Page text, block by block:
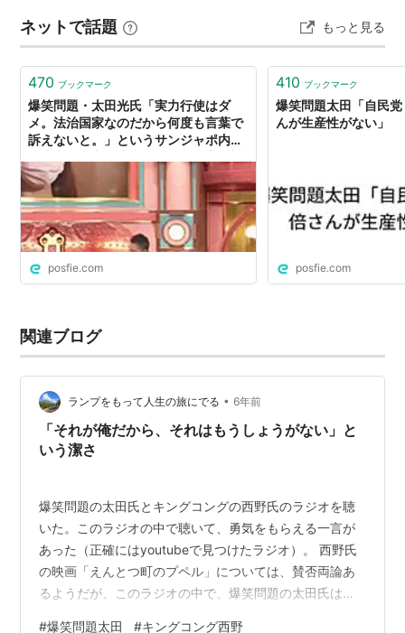
ルデンタイムがそれに近く、民放，…
ネットで話題 もっと見る
470 ブックマーク
爆笑問題・太田光氏「実力行使はダ
メ。法治国家なのだから何度も言葉で
訴えないと。」というサンジャポ内で
しての反論意見と擁護意見。
posfie.com
410 ブックマーク
爆笑問題太田「自民
んが生産性がない」
posfie.com
関連ブログ
ランプをもって人生の旅にでる • 6年前
「それが俺だから、それはもうしょうがない」と
いう潔さ
爆笑問題の太田氏とキングコングの西野氏のラジオを聴
いた。このラジオの中で聴いて、勇気をもらえる一言が
あった（正確にはyoutubeで見つけたラジオ）。 西野氏
の映画「えんとつ町のプペル」については、賛否両論あ
るようだが、このラジオの中で、爆笑問題の太田氏は大
#爆笑問題太田 #キングコング西野